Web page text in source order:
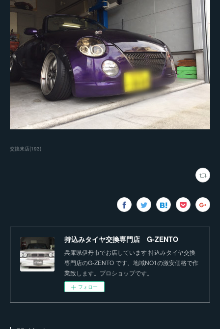
交換来店(193)
持込みタイヤ交換専門店 G-ZENTO
兵庫県伊丹市でお店しています 持込みタイヤ交換
専門店のG-ZENTO です、地域NO1の激安価格で作
業致します。プロショップです。
フォロー